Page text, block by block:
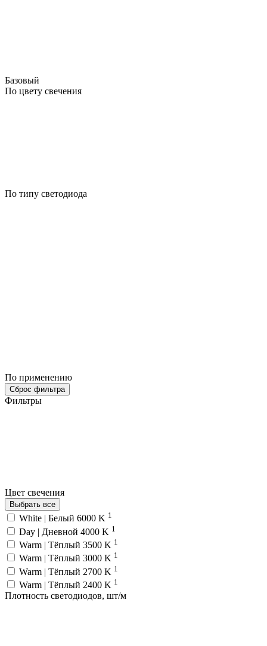
Базовый
По цвету свечения
По типу светодиода
По применению
Сброс фильтра
Фильтры
Цвет свечения
Выбрать все
White | Белый 6000 K 1
Day | Дневной 4000 K 1
Warm | Тёплый 3500 K 1
Warm | Тёплый 3000 K 1
Warm | Тёплый 2700 K 1
Warm | Тёплый 2400 K 1
Плотность светодиодов, шт/м